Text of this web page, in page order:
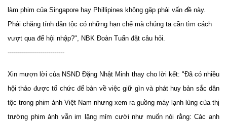
làm phim của Singapore hay Phillipines không gặp phải vấn đề này.
Phải chăng tính dân tộc có những hạn chế mà chúng ta cần tìm cách
vượt qua để hội nhập?", NBK Đoàn Tuấn đặt câu hỏi.
----------------------------
Xin mượn lời của NSND Đặng Nhật Minh thay cho lời kết: "Đã có nhiều
hội thảo được tổ chức để bàn về việc giữ gìn và phát huy bản sắc dân
tộc trong phim ảnh Việt Nam nhưng xem ra guồng máy lạnh lùng của thị
trường phim ảnh vẫn im lặng mỉm cười như muốn nói rằng: Các anh